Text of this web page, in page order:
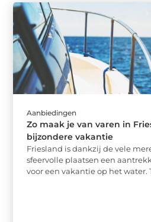
Aanbiedingen
Zo maak je van varen in
bijzondere vakantie
Friesland is dankzij de vele
sfeervolle plaatsen een
voor een vakantie op het water.